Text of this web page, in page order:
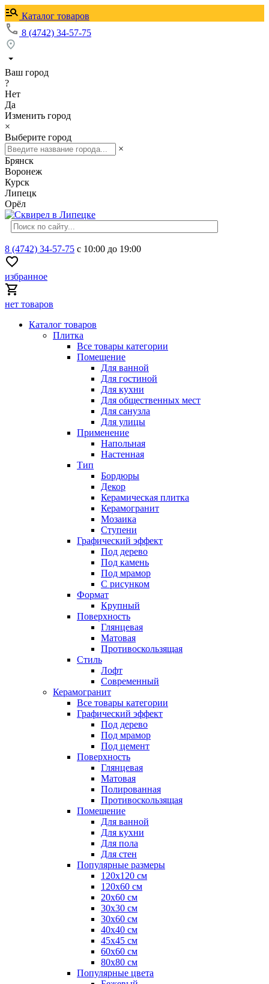
Каталог товаров
8 (4742) 34-57-75
Ваш город
?
Нет
Да
Изменить город
×
Выберите город
×
Брянск
Воронеж
Курск
Липецк
Орёл
8 (4742) 34-57-75 с 10:00 до 19:00
избранное
нет товаров
Каталог товаров
Плитка
Все товары категории
Помещение
Для ванной
Для гостиной
Для кухни
Для общественных мест
Для санузла
Для улицы
Применение
Напольная
Настенная
Тип
Бордюры
Декор
Керамическая плитка
Керамогранит
Мозаика
Ступени
Графический эффект
Под дерево
Под камень
Под мрамор
С рисунком
Формат
Крупный
Поверхность
Глянцевая
Матовая
Противоскользящая
Стиль
Лофт
Современный
Керамогранит
Все товары категории
Графический эффект
Под дерево
Под мрамор
Под цемент
Поверхность
Глянцевая
Матовая
Полированная
Противоскользящая
Помещение
Для ванной
Для кухни
Для пола
Для стен
Популярные размеры
120x120 см
120x60 см
20x60 см
30x30 см
30x60 см
40x40 см
45x45 см
60x60 см
80x80 см
Популярные цвета